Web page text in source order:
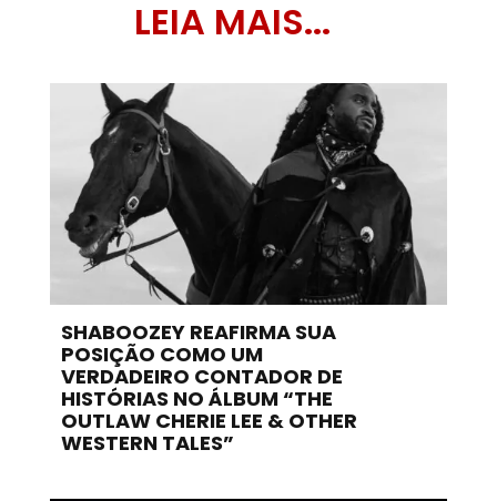
LEIA MAIS...
SHABOOZEY REAFIRMA SUA
POSIÇÃO COMO UM
VERDADEIRO CONTADOR DE
HISTÓRIAS NO ÁLBUM “THE
OUTLAW CHERIE LEE & OTHER
WESTERN TALES”